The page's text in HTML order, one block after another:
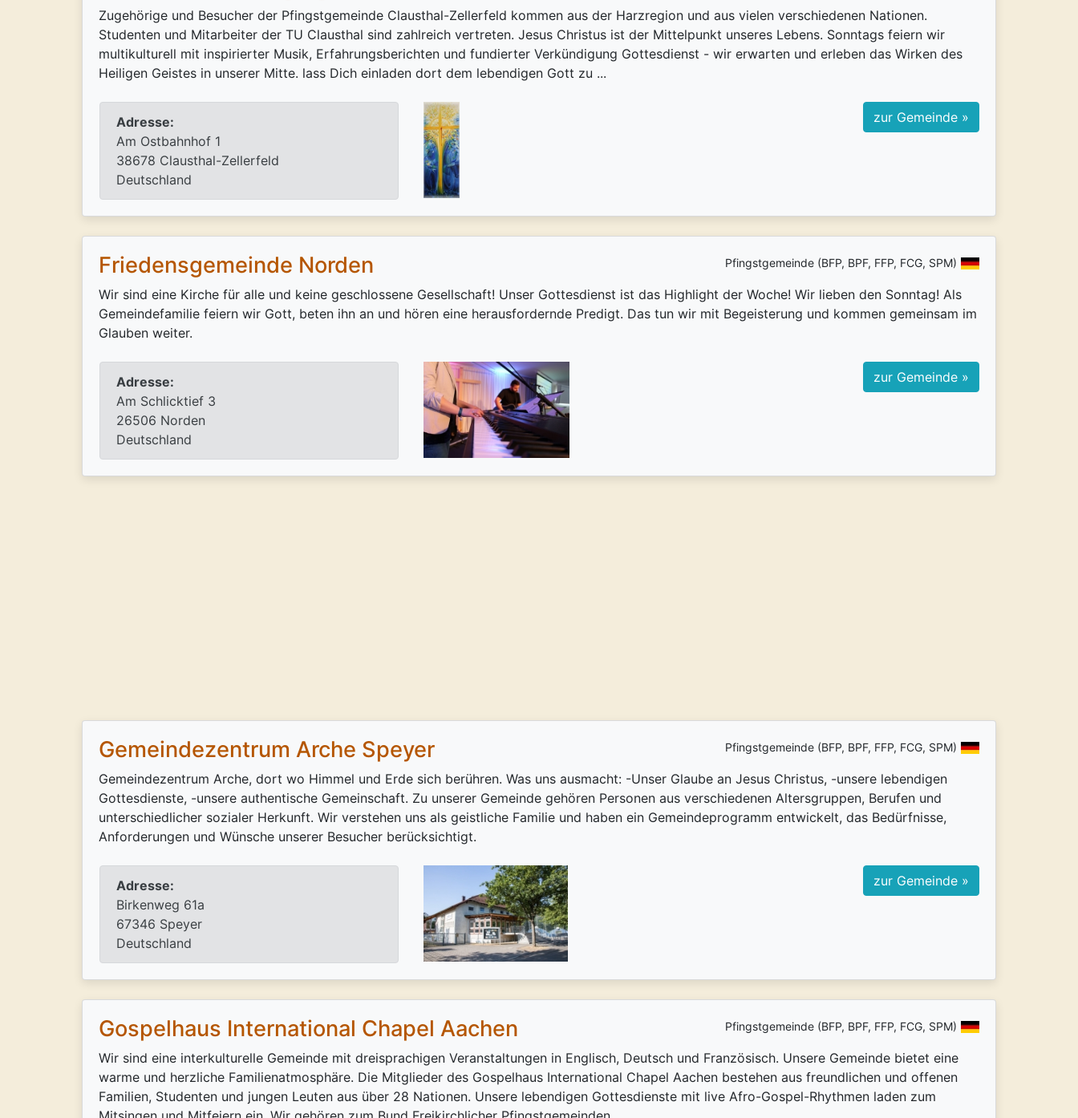
Zugehörige und Besucher der Pfingstgemeinde Clausthal-Zellerfeld kommen aus der Harzregion und aus vielen verschiedenen Nationen.
Studenten und Mitarbeiter der TU Clausthal sind zahlreich vertreten. Jesus Christus ist der Mittelpunkt unseres Lebens. Sonntags feiern wir
multikulturell mit inspirierter Musik, Erfahrungsberichten und fundierter Verkündigung Gottesdienst - wir erwarten und erleben das Wirken des
Heiligen Geistes in unserer Mitte. lass Dich einladen dort dem lebendigen Gott zu ...
Adresse:
Am Ostbahnhof 1
38678 Clausthal-Zellerfeld
Deutschland
zur Gemeinde »
Pfingstgemeinde (BFP, BPF, FFP, FCG, SPM)
Friedensgemeinde Norden
Wir sind eine Kirche für alle und keine geschlossene Gesellschaft! Unser Gottesdienst ist das Highlight der Woche! Wir lieben den Sonntag! Als
Gemeindefamilie feiern wir Gott, beten ihn an und hören eine herausfordernde Predigt. Das tun wir mit Begeisterung und kommen gemeinsam im
Glauben weiter.
Adresse:
Am Schlicktief 3
26506 Norden
Deutschland
zur Gemeinde »
Pfingstgemeinde (BFP, BPF, FFP, FCG, SPM)
Gemeindezentrum Arche Speyer
Gemeindezentrum Arche, dort wo Himmel und Erde sich berühren. Was uns ausmacht: -Unser Glaube an Jesus Christus, -unsere lebendigen
Gottesdienste, -unsere authentische Gemeinschaft. Zu unserer Gemeinde gehören Personen aus verschiedenen Altersgruppen, Berufen und
unterschiedlicher sozialer Herkunft. Wir verstehen uns als geistliche Familie und haben ein Gemeindeprogramm entwickelt, das Bedürfnisse,
Anforderungen und Wünsche unserer Besucher berücksichtigt.
Adresse:
Birkenweg 61a
67346 Speyer
Deutschland
zur Gemeinde »
Pfingstgemeinde (BFP, BPF, FFP, FCG, SPM)
Gospelhaus International Chapel Aachen
Wir sind eine interkulturelle Gemeinde mit dreisprachigen Veranstaltungen in Englisch, Deutsch und Französisch. Unsere Gemeinde bietet eine
warme und herzliche Familienatmosphäre. Die Mitglieder des Gospelhaus International Chapel Aachen bestehen aus freundlichen und offenen
Familien, Studenten und jungen Leuten aus über 28 Nationen. Unsere lebendigen Gottesdienste mit live Afro-Gospel-Rhythmen laden zum